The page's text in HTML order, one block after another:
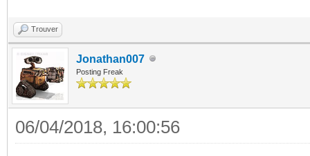
Trouver
Jonathan007
Posting Freak
06/04/2018, 16:00:56